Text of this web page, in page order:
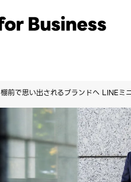
イベント・セミナー
棚前で思い出されるブランドへ LINEミ